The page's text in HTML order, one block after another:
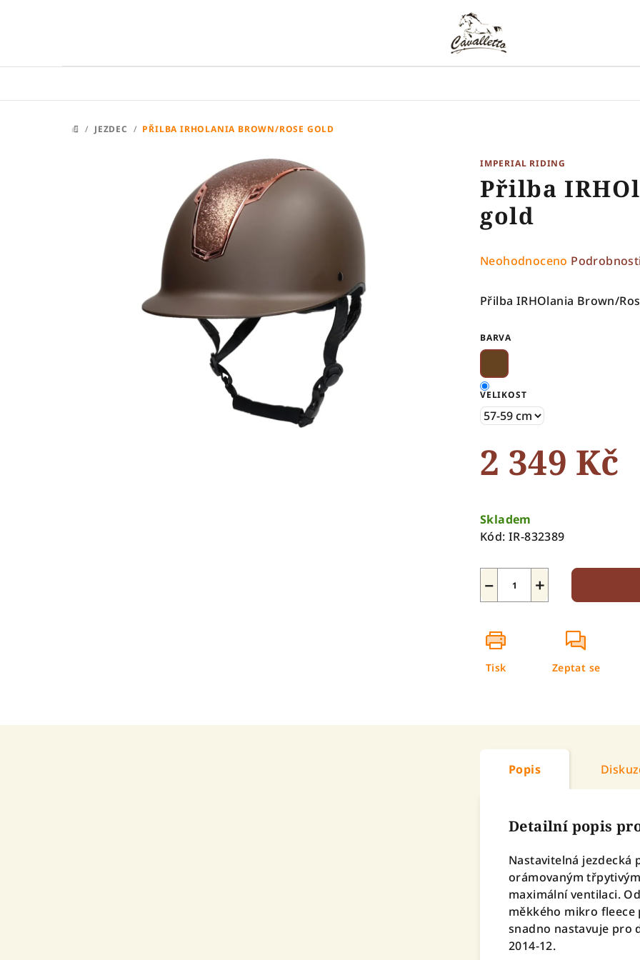
DOMŮ
/ JEZDEC / PŘILBA IRHOLANIA BROWN/ROSE GOLD
IMPERIAL RIDING
Přilba
gold
Průměrné
produktu
z
hvězdiček.
Neohodnoceno
Přilba IRHOlania Brown/
BARVA
VELIKOST
2 349 Kč
cena:
Skladem
Kód: IR-832389
+
−
Tisk Zeptat se
Popis
Detailní popis
Nastavitelná jezdecká
orámovaným
maximální ventilaci.
měkkého mikro
snadno nastavuje pro
2014-12.